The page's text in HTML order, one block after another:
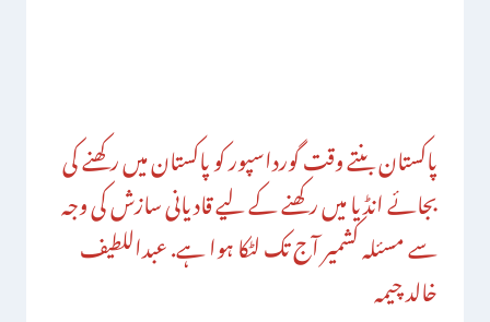
پاکستان بنتے وقت گورداسپور کو پاکستان میں رکھنے کی
بجائے انڈیا میں رکھنے کے لیے قادیانی سازش کی وجہ
سے مسئلہ کشمیر آج تک لٹکا ہوا ہے. عبداللطیف
خالد چیمہ